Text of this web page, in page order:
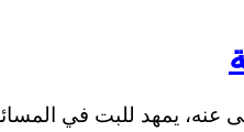
عنه، يمهد للبت في